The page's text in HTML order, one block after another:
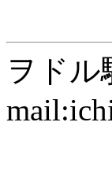
ヲドル